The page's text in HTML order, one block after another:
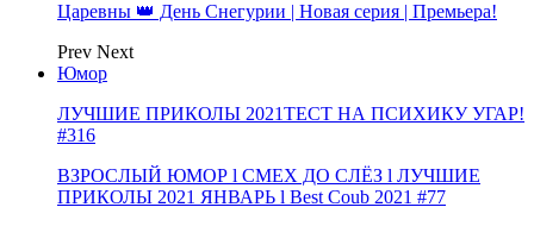
Царевны 👑 День Снегурии | Новая серия | Премьера!
Prev Next
Юмор
ЛУЧШИЕ ПРИКОЛЫ 2021ТЕСТ НА ПСИХИКУ УГАР!
#316
ВЗРОСЛЫЙ ЮМОР l СМЕХ ДО СЛЁЗ l ЛУЧШИЕ
ПРИКОЛЫ 2021 ЯНВАРЬ l Best Coub 2021 #77